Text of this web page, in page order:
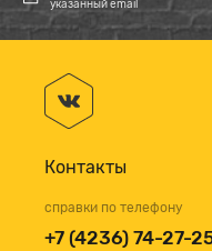
указанный email
Контакты
справки по телефону
+7 (4236) 74-27-